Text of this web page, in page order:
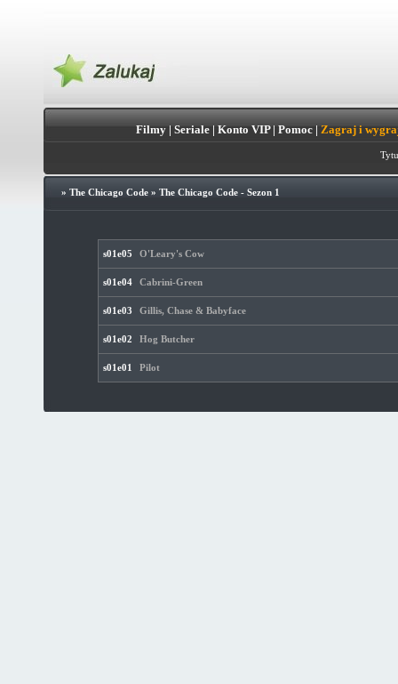
Filmy| Seriale| Konto VIP| Pomoc| Zagraj i
» The Chicago Code» The Chicago Code - Sezon 1
s01e05 O'Leary's Cow
s01e04 Cabrini-Green
s01e03 Gillis, Chase & Babyface
s01e02 Hog Butcher
s01e01 Pilot